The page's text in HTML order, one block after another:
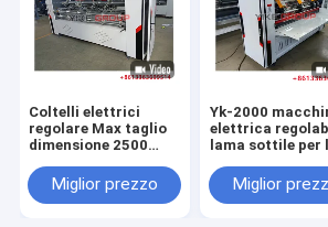
Coltelli elettrici
regolare Max taglio
dimensione 2500
scoring macchina da
YIKE GROUP
Miglior prezzo
Yk-2000
elettrica
lama sottile per
scatole di
Miglior